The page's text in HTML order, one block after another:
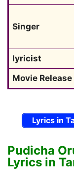
Singer
lyricist
Movie
Lyrics in
Pudicha
Lyrics in